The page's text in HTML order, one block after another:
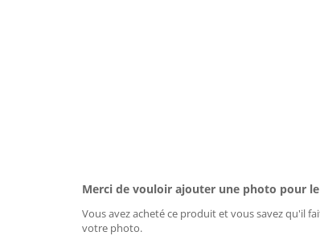
Merci de vouloir ajouter une photo pour
Vous avez acheté ce produit et vous savez qu'il
votre photo.